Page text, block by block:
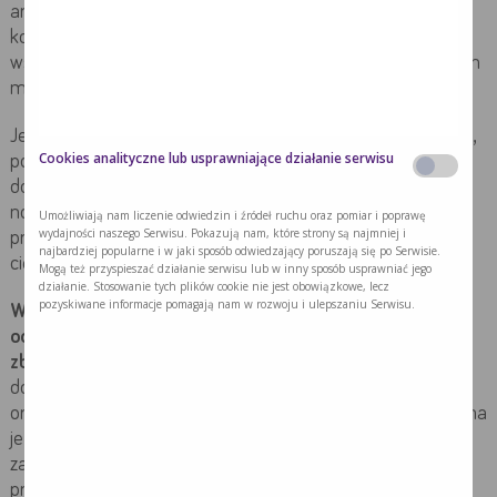
aromatycznych przypraw. Zmiany w jadłospisie często są
konieczne każdego dnia. Nie ma jednej reguły dobrej dla
wszystkich – codzienne menu musi pasować do aktualnych
możliwości i potrzeb pacjenta.
Jest to problematyczne dla osób, które przygotowują posiłki,
ponieważ trudno im przewidzieć, co danego dnia będzie
dobrze tolerowane przez chorego. Co więcej, u pacjentów z
nowotworami zapotrzebowanie na składniki odżywcze,
przede wszystkim białko i energię, jest zwiększone i często
ciężko jest je zapewnić w postaci tradycyjnych posiłków.
Wprowadzenie specjalistycznych preparatów
odżywczych znacząco ułatwia komponowanie
zbilansowanego jadłospisu.
dostarczać energię, a także białka, węglowodany, tłuszcze
oraz witaminy i minerały w odpowiednich proporcjach. Można
je wykorzystać do przygotowywania potraw np. do
zagęszczania zup, jako bazę koktajli albo jako samodzielną
przekąskę.
Cookies analityczne lub usprawniające działanie serwisu
Umożliwiają nam liczenie odwiedzin i źródeł ruchu oraz pomiar i poprawę
wydajności naszego Serwisu. Pokazują nam, które strony są najmniej i
najbardziej popularne i w jaki sposób odwiedzający poruszają się po Serwisie.
Mogą też przyspieszać działanie serwisu lub w inny sposób usprawniać jego
działanie. Stosowanie tych plików cookie nie jest obowiązkowe, lecz
pozyskiwane informacje pomagają nam w rozwoju i ulepszaniu Serwisu.